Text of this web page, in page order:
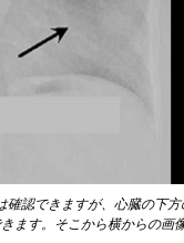
確認できますが、心臓の下
ます。そこから横からの画